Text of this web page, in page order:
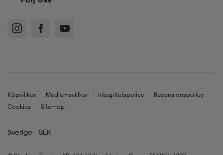
Köpvillkor Medlemsvillkor Integritetspolicy
Recensionspolicy
Cookies
Sitemap
Sverige - SEK